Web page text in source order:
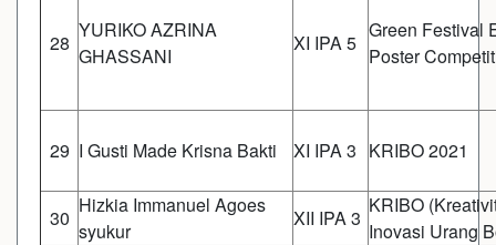
28
YURIKO AZRINA
GHASSANI
XI IPA 5
Green Festival
Poster
29 I Gusti Made Krisna Bakti XI IPA 3 KRIBO 2021
30
Hizkia Immanuel Agoes
syukur
XII IPA 3
KRIBO
Inovasi Urang